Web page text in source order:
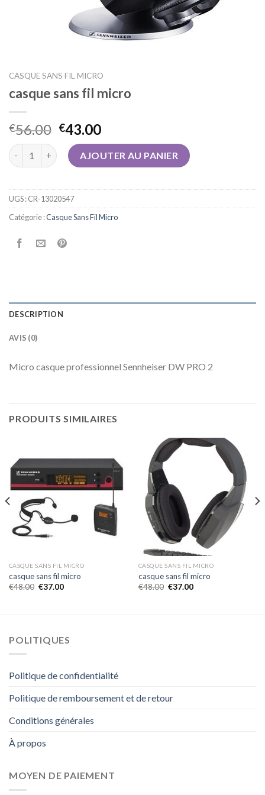
CASQUE SANS FIL MICRO
casque sans fil micro
€56.00 €43.00
quantité de casque sans fil micro
AJOUTER AU PANIER
UGS :CR-13020547
Catégorie :Casque Sans Fil Micro
DESCRIPTION
AVIS (0)
Micro casque professionnel Sennheiser DW PRO 2
PRODUITS SIMILAIRES
CASQUE SANS FIL MICRO
casque sans fil micro
€48.00 €37.00
CASQUE SANS FIL MICRO
casque sans fil micro
€48.00 €37.00
POLITIQUES
Politique de confidentialité
Politique de remboursement et de retour
Conditions générales
À propos
MOYEN DE PAIEMENT